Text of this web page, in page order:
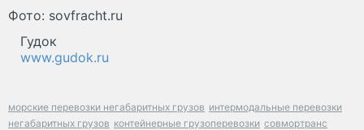
Фото: sovfracht.ru
Гудок
www.gudok.ru
морские перевозки негабаритных грузов интермодальные перевозки
негабаритных грузов контейнерные грузоперевозки совмортранс